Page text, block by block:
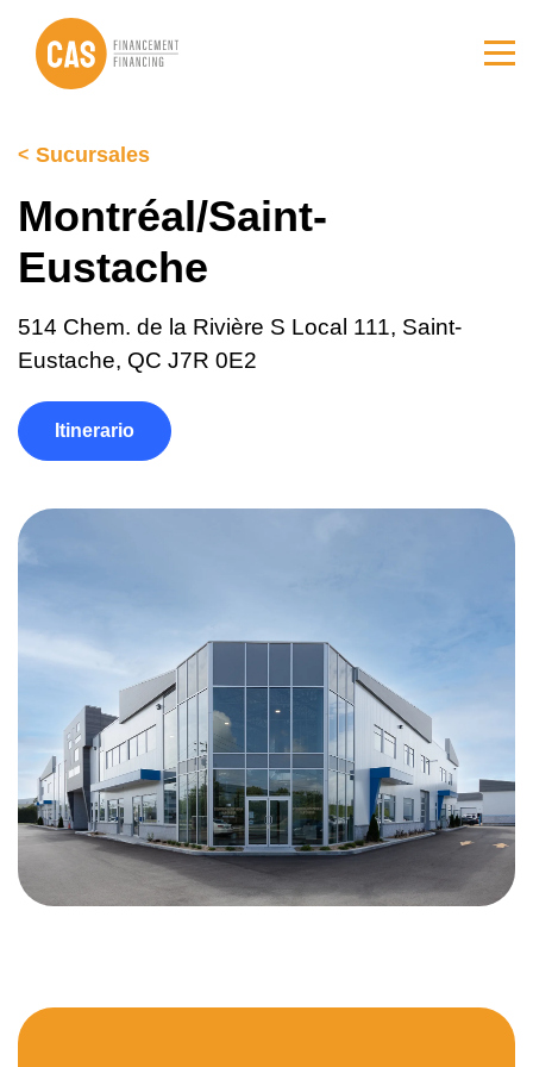
al
contenido
principal
al
pie
Sucursales
Montréal/Saint-
Eustache
514 Chem. de la Rivière S Local 111, Saint-
Eustache, QC J7R 0E2
Itinerario(opens in a new tab)